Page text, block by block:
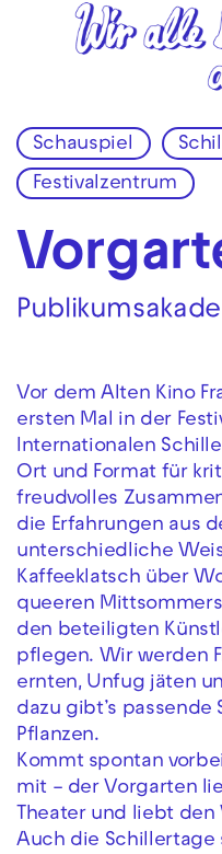
Zur Hauptnavigation
Zum Hauptinhalt
Schauspiel
Festivalzentrum
Vor dem Alten Kino
ersten Mal in der
Internationalen
Ort und Format für
freudvolles
die Erfahrungen aus
unterschiedliche
Kaffeeklatsch über
queeren
den beteiligten
pflegen. Wir werden
ernten, Unfug jäten
dazu gibt’s
Pflanzen.
Kommt spontan
mit – der Vorgarten
Theater und liebt
Auch die Schillertage